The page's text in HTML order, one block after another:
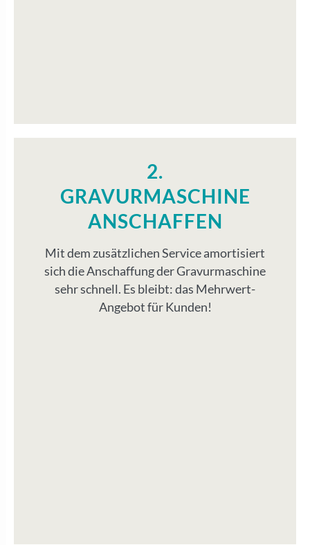
2.
GRAVUR­MASCHINE
ANSCHAFFEN
Mit dem zusätzlichen Service amortisiert
sich die Anschaffung der Gravurmaschine
sehr schnell. Es bleibt: das Mehrwert-
Angebot für Kunden!